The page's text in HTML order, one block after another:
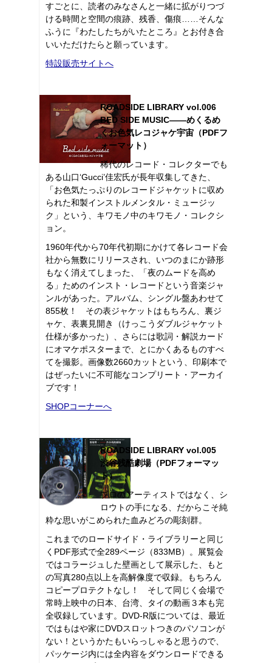
すごとに、読者のみなさんと一緒に拡がりつづ
ける時間と空間の痕跡、残香、傷痕……そんな
ふうに『わたしたちがいたところ』とお付き合
いいただけたらと願っています。
特設販売サイトへ
ROADSIDE LIBRARY vol.006
BED SIDE MUSIC――めくるめ
くお色気レコジャケ宇宙（PDFフ
ォーマット）
稀代のレコード・コレクターでも
ある山口‘Gucci’佳宏氏が長年収集してきた、
「お色気たっぷりのレコードジャケットに収め
られた和製インストルメンタル・ミュージッ
ク」という、キワモノ中のキワモノ・コレクシ
ョン。
1960年代から70年代初期にかけて各レコード会
社から無数にリリースされ、いつのまにか跡形
もなく消えてしまった、「夜のムードを高め
る」ためのインスト・レコードという音楽ジャ
ンルがあった。アルバム、シングル盤あわせて
855枚！ その表ジャケットはもちろん、裏ジ
ャケ、表裏見開き（けっこうダブルジャケット
仕様が多かった）、さらには歌詞・解説カード
にオマケポスターまで、とにかくあるものすべ
てを撮影。画像数2660カットという、印刷本で
はぜったいに不可能なコンプリート・アーカイ
ブです！
SHOPコーナーへ
ROADSIDE LIBRARY vol.005
渋谷残酷劇場（PDFフォーマッ
ト）
プロのアーティストではなく、シ
ロウトの手になる、だからこそ純
粋な思いがこめられた血みどろの彫刻群。
これまでのロードサイド・ライブラリーと同じ
くPDF形式で全289ページ（833MB）。展覧会
ではコラージュした壁画として展示した、もと
の写真280点以上を高解像度で収録。もちろん
コピープロテクトなし！ そして同じく会場で
常時上映中の日本、台湾、タイの動画３本も完
全収録しています。DVD-R版については、最近
ではもはや家にDVDスロットつきのパソコンが
ない！というかたもいらっしゃると思うので、
パッケージ内には全内容をダウンロードできる